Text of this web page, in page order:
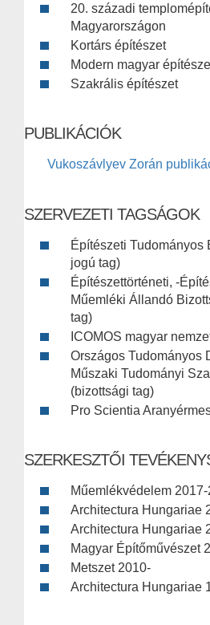
20. századi
Magyarországon
Kortárs építészet
Modern magyar
Szakrális építészet
PUBLIKÁCIÓK
Vukoszávlyev Zorán
SZERVEZETI TAGSÁGOK
Építészeti Tudományos
jogú tag)
Építészettörténeti, -
Műemléki Állandó
tag)
ICOMOS magyar
Országos Tudományos
Műszaki Tudományi
(bizottsági tag)
Pro Scientia
SZERKESZTŐI
Műemlékvédelem
Architectura Hungariae
Architectura Hungariae
Magyar Építőművészet
Metszet 2010-
Architectura Hungariae